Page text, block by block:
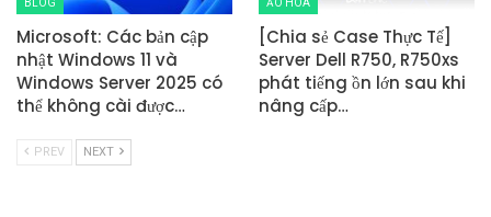
BLOG
Microsoft: Các bản cập
nhật Windows 11 và
Windows Server 2025 có
thể không cài được…
ẢO HÓA
[Chia sẻ Case Thực Tế]
Server Dell R750, R750xs
phát tiếng ồn lớn sau khi
nâng cấp…
PREV NEXT